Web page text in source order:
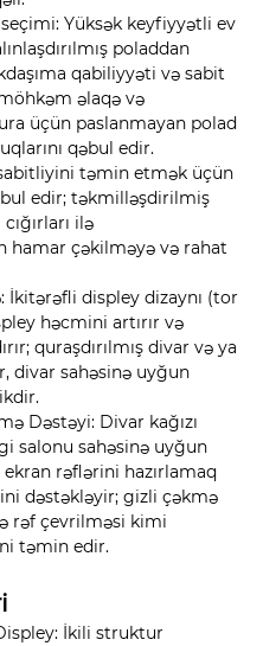
Yüksək keyfiyyətli ev
poladdan
qabiliyyəti və sabit
əlaqə və
üçün paslanmayan polad
qəbul edir.
təmin etmək üçün
edir; təkmilləşdirilmiş
ilə
hamar çəkilməyə və rahat
İkitərəfli displey dizaynı (tor
həcmini artırır və
quraşdırılmış divar və ya
divar sahəsinə uyğun
Dəstəyi: Divar kağızı
salonu sahəsinə uyğun
rəflərini hazırlamaq
dəstəkləyir; gizli çəkmə
rəf çevrilməsi kimi
təmin edir.
İkili struktur